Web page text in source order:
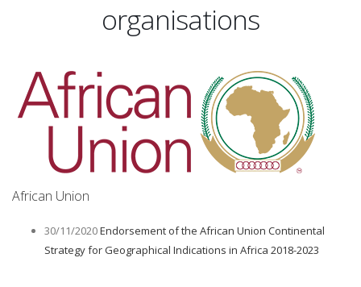
organisations
African Union
30/11/2020Endorsement of the African Union Continental
Strategy for Geographical Indications in Africa 2018-2023